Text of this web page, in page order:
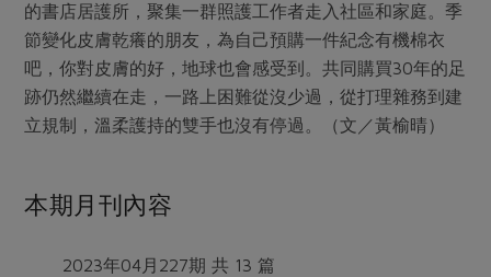
的書店居護所，聚集一群照護工作者走入社區和家庭。季
節變化皮膚乾癢的朋友，為自己預購一件紀念有機棉衣
吧，你對皮膚的好，地球也會感受到。共同購買30年的足
跡仍然繼續在走，一路上困難從沒少過，從打理雜務到建
立規制，溫柔護持的雙手也沒有停過。（文／黃榆晴）
本期月刊內容
2023年04月227期 共 13 篇